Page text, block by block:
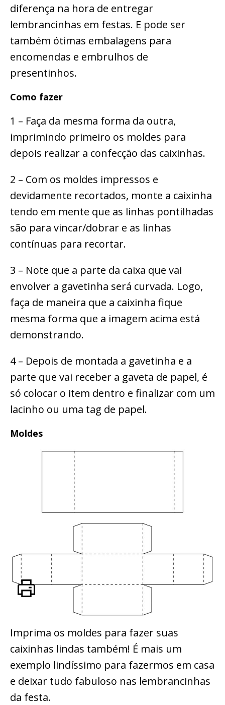
diferença na hora de entregar
lembrancinhas em festas. E pode ser
também ótimas embalagens para
encomendas e embrulhos de
presentinhos.
Como fazer
1 – Faça da mesma forma da outra,
imprimindo primeiro os moldes para
depois realizar a confecção das caixinhas.
2 – Com os moldes impressos e
devidamente recortados, monte a caixinha
tendo em mente que as linhas pontilhadas
são para vincar/dobrar e as linhas
contínuas para recortar.
3 – Note que a parte da caixa que vai
envolver a gavetinha será curvada. Logo,
faça de maneira que a caixinha fique
mesma forma que a imagem acima está
demonstrando.
4 – Depois de montada a gavetinha e a
parte que vai receber a gaveta de papel, é
só colocar o item dentro e finalizar com um
lacinho ou uma tag de papel.
Moldes
Imprima os moldes para fazer suas
caixinhas lindas também! É mais um
exemplo lindíssimo para fazermos em casa
e deixar tudo fabuloso nas lembrancinhas
da festa.